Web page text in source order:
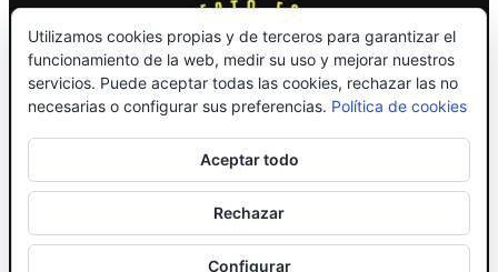
Copyright © 2026High Grossery
Utilizamos cookies propias y de terceros para garantizar el
funcionamiento de la web, medir su uso y mejorar nuestros
servicios. Puede aceptar todas las cookies, rechazar las no
necesarias o configurar sus preferencias. Política de cookies
Aceptar todo
Rechazar
Configurar